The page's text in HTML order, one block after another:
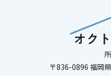
〒836-0896 福岡